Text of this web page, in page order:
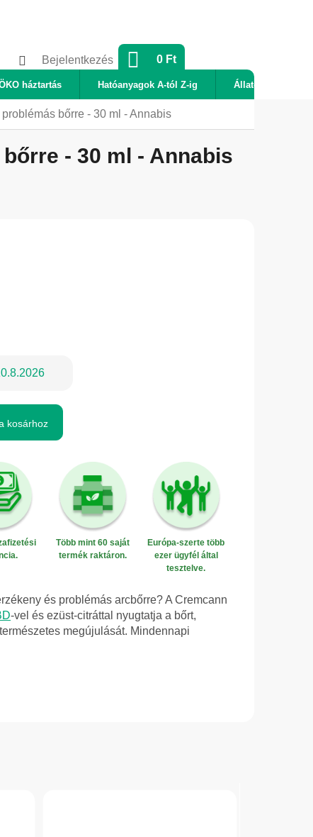
Bejelentkezés KOSÁR
0 Ft
háztartás Hatóanyagok A-tól Z-ig Állatok
bőrre - 30 ml - Annabis
- 30 ml - Annabis
kosárhoz
Több mint 60 saját
termék raktáron.
Európa-szerte több
ezer ügyfél által
tesztelve.
és problémás arcbőrre? A Cremcann
-vel és ezüst-citráttal nyugtatja a bőrt,
megújulását. Mindennapi